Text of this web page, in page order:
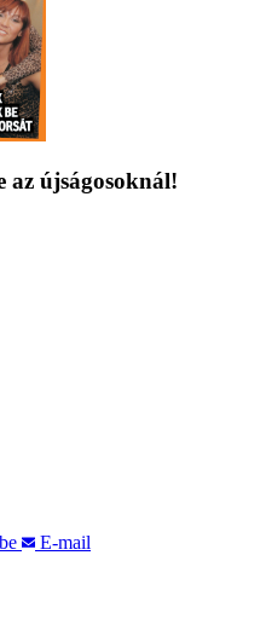
az újságosoknál!
E-mail